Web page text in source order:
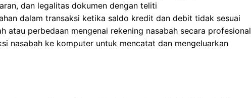
dan legalitas dokumen dengan teliti
dalam transaksi ketika saldo kredit dan debit tidak sesuai
atau perbedaan mengenai rekening nasabah secara profesional
nasabah ke komputer untuk mencatat dan mengeluarkan